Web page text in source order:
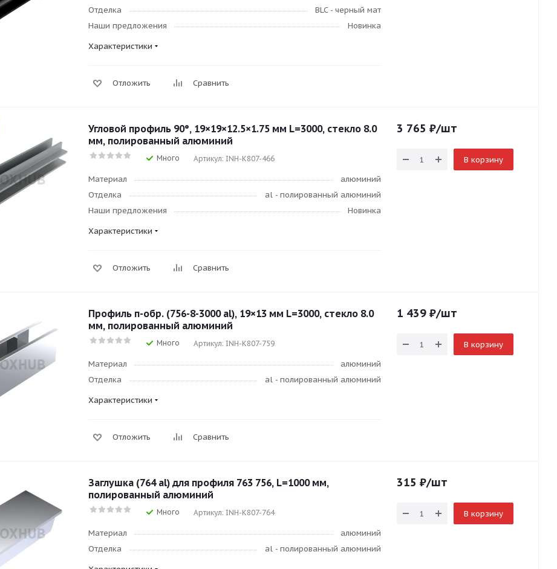
Отделка
BLC - черный мат
Наши предложения
Новинка
Характеристики
Отложить Сравнить
Угловой профиль 90°, 19×19×12.5×1.75 мм L=3000, стекло 8.0
мм, полированный алюминий
Много Артикул: INH-K807-466
Материал
алюминий
Отделка
al - полированный алюминий
Наши предложения
Новинка
Характеристики
Отложить Сравнить
3 765 ₽/шт
В корзину
Профиль п-обр. (756-8-3000 al), 19×13 мм L=3000, стекло 8.0
мм, полированный алюминий
Много Артикул: INH-K807-759
Материал
алюминий
Отделка
al - полированный алюминий
Характеристики
Отложить Сравнить
1 439 ₽/шт
В корзину
Заглушка (764 al) для профиля 763 756, L=1000 мм,
полированный алюминий
Много Артикул: INH-K807-764
Материал
алюминий
Отделка
al - полированный алюминий
315 ₽/шт
В корзину